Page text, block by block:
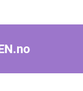
no